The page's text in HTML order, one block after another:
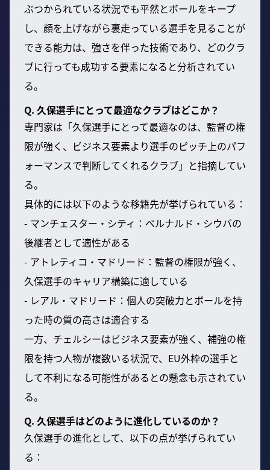
ぶつかられている状況でも平然とボールをキープ
し、顔を上げながら裏走っている選手を見ることが
できる能力は、強さを伴った技術であり、どのクラ
ブに行っても成功する要素になると分析されてい
る。
Q. 久保選手にとって最適なクラブはどこか？
専門家は「久保選手にとって最適なのは、監督の権
限が強く、ビジネス要素より選手のピッチ上のパフ
ォーマンスで判断してくれるクラブ」と指摘してい
る。
具体的には以下のような移籍先が挙げられている：
- マンチェスター・シティ：ベルナルド・シウバの
後継者として適性がある
- アトレティコ・マドリード：監督の権限が強く、
久保選手のキャリア構築に適している
- レアル・マドリード：個人の突破力とボールを持
った時の質の高さは適合する
一方、チェルシーはビジネス要素が強く、補強の権
限を持つ人物が複数いる状況で、EU外枠の選手と
して不利になる可能性があるとの懸念も示されてい
る。
Q. 久保選手はどのように進化しているのか？
久保選手の進化として、以下の点が挙げられてい
る：